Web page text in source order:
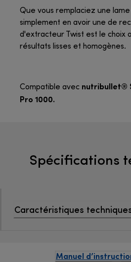
Que vous remplaciez une
simplement en avoir une de
d'extracteur Twist est le choix
résultats lisses et homogènes.
Compatible avec nutribullet®
Pro 1000.
Spécifications
Caractéristiques
Manuel